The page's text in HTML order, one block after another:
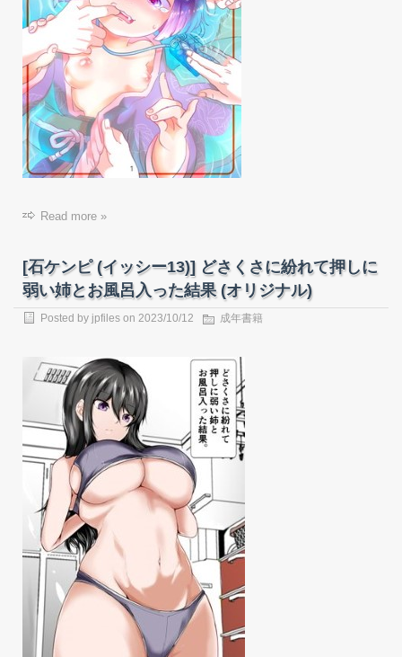
Read more »
[石ケンピ (イッシー13)] どさくさに紛れて押しに
弱い姉とお風呂入った結果 (オリジナル)
Posted by jpfiles on 2023/10/12 成年書籍